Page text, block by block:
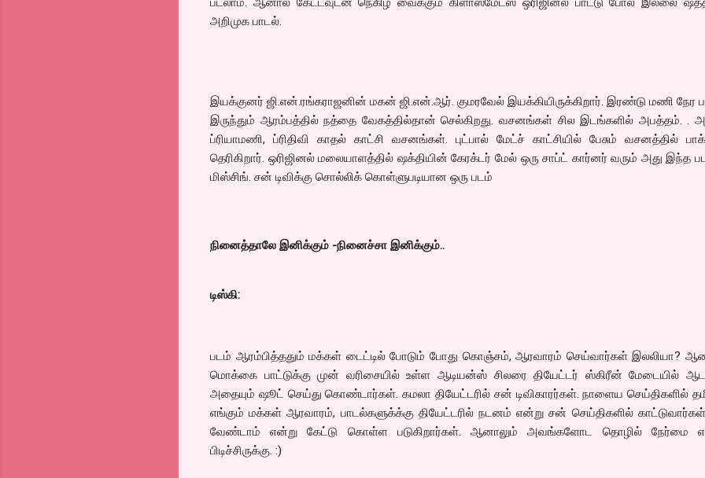
அறிமுக பாடல்.
இயக்குனர் ஜி.என்.ரங்கராஜனின் மகன் ஜி.என்.ஆர். குமரவேல் இயக்கியிருக்கிறார். இரண்டு மணி நேர
இருந்தும் ஆரம்பத்தில் நத்தை வேகத்தில்தான் செல்கிறது. வசனங்கள் சில இடங்களில் அபத்தம். .
ப்ரியாமணி, ப்ரிதிவி காதல் காட்சி வசனங்கள். புட்பால் மேட்ச் காட்சியில் பேசும் வசனத்தில்
தெரிகிறார். ஒரிஜினல் மலையாளத்தில் ஷக்தியின் கேரக்டர் மேல் ஒரு சாப்ட் கார்னர் வரும் அது இந்த
மிஸ்சிங். சன் டிவிக்கு சொல்லிக் கொள்ளுபடியான ஒரு படம்
நினைத்தாலே இனிக்கும் -நினைச்சா இனிக்கும்..
டிஸ்கி:
படம் ஆரம்பித்ததும் மக்கள் டைட்டில் போடும் போது கொஞ்சம், ஆரவாரம் செய்வார்கள் இலலியா?
மொக்கை பாட்டுக்கு முன் வரிசையில் உள்ள ஆடியன்ஸ் சிலரை தியேட்டர் ஸ்கிரீன் மேடையில்
அதையும் ஷூட் செய்து கொண்டார்கள். கமலா தியேட்டரில் சன் டிவிகாரர்கள். நாளைய செய்திகளில்
எங்கும் மக்கள் ஆரவாரம், பாடல்களுக்க்கு தியேட்டரில் நடனம் என்று சன் செய்திகளில்
வேண்டாம் என்று கேட்டு கொள்ள படுகிறார்கள். ஆனாலும் அவங்களோட தொழில் நேர்மை
பிடிச்சிருக்கு. :)